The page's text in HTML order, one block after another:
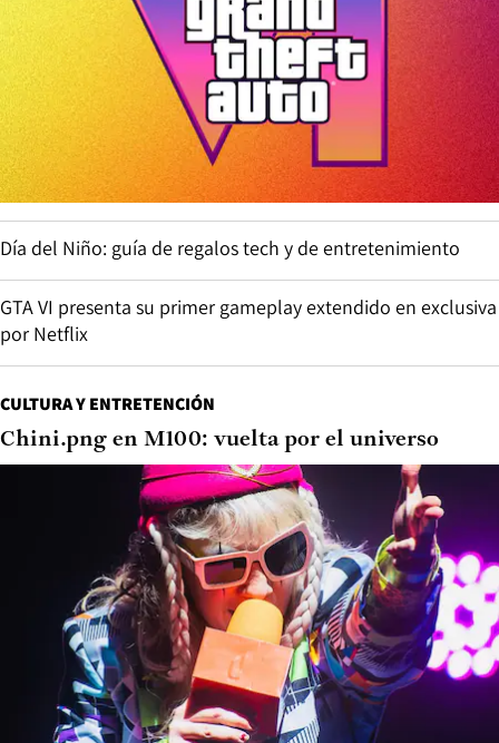
Día del Niño: guía de regalos tech y de entretenimiento
GTA VI presenta su primer gameplay extendido en exclusiva
por Netflix
CULTURA Y ENTRETENCIÓN
Chini.png en M100: vuelta por el universo